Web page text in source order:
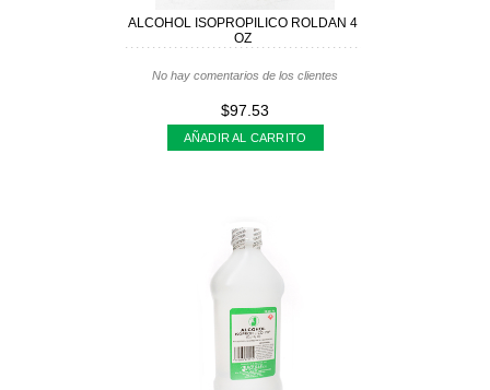
ALCOHOL ISOPROPILICO ROLDAN 4
OZ
No hay comentarios de los clientes
$97.53
AÑADIR AL CARRITO